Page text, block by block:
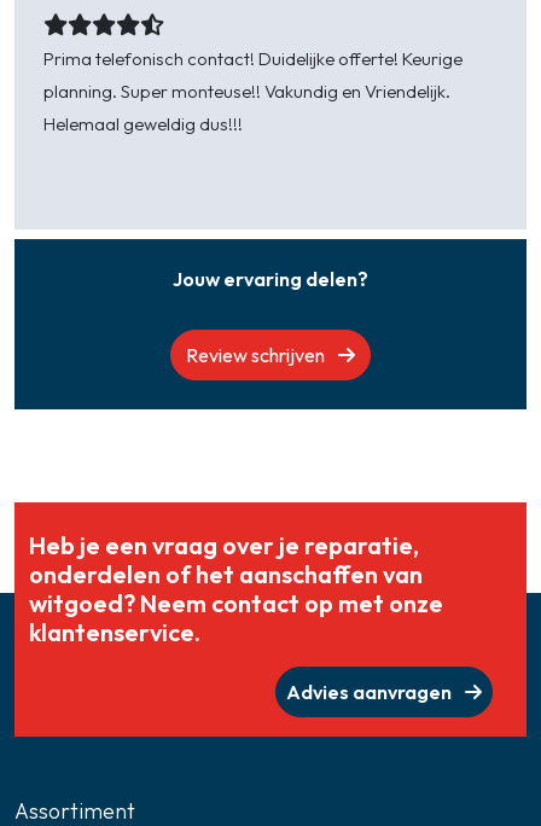
Prima telefonisch contact! Duidelijke offerte! Keurige
planning. Super monteuse!! Vakundig en Vriendelijk.
Helemaal geweldig dus!!!
Jouw ervaring delen?
Review schrijven
Heb je een vraag over je reparatie,
onderdelen of het aanschaffen van
witgoed? Neem contact op met onze
klantenservice.
Advies aanvragen
Assortiment